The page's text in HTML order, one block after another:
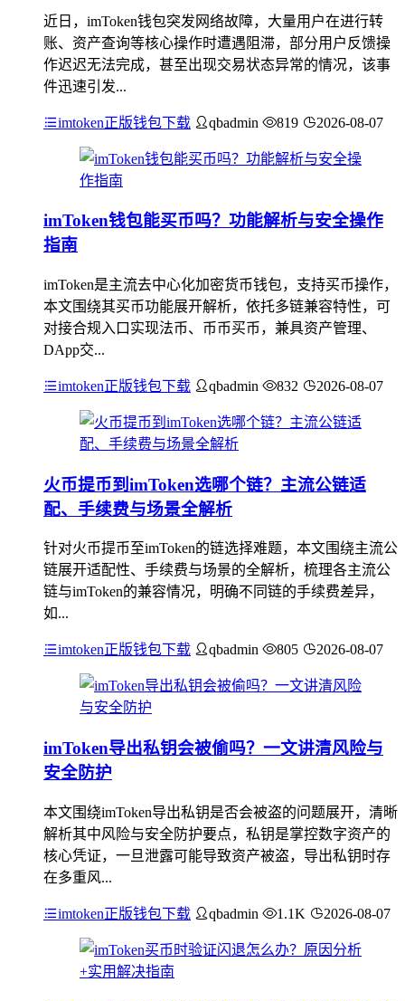
近日，imToken钱包突发网络故障，大量用户在进行转
账、资产查询等核心操作时遭遇阻滞，部分用户反馈操
作迟迟无法完成，甚至出现交易状态异常的情况，该事
件迅速引发...
imtoken正版钱包下载 qbadmin 819 2026-08-07
imToken钱包能买币吗？功能解析与安全操作
指南
imToken是主流去中心化加密货币钱包，支持买币操作，
本文围绕其买币功能展开解析，依托多链兼容特性，可
对接合规入口实现法币、币币买币，兼具资产管理、
DApp交...
imtoken正版钱包下载 qbadmin 832 2026-08-07
火币提币到imToken选哪个链？主流公链适
配、手续费与场景全解析
针对火币提币至imToken的链选择难题，本文围绕主流公
链展开适配性、手续费与场景的全解析，梳理各主流公
链与imToken的兼容情况，明确不同链的手续费差异，
如...
imtoken正版钱包下载 qbadmin 805 2026-08-07
imToken导出私钥会被偷吗？一文讲清风险与
安全防护
本文围绕imToken导出私钥是否会被盗的问题展开，清晰
解析其中风险与安全防护要点，私钥是掌控数字资产的
核心凭证，一旦泄露可能导致资产被盗，导出私钥时存
在多重风...
imtoken正版钱包下载 qbadmin 1.1K 2026-08-07